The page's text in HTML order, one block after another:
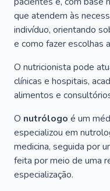
que atendem às
indivíduo, orientando
e como fazer escolhas
O nutricionista pode
clínicas e hospitais,
alimentos e
O nutrólogo é um
especializou em
medicina, seguida por
feita por meio de uma
especialização.